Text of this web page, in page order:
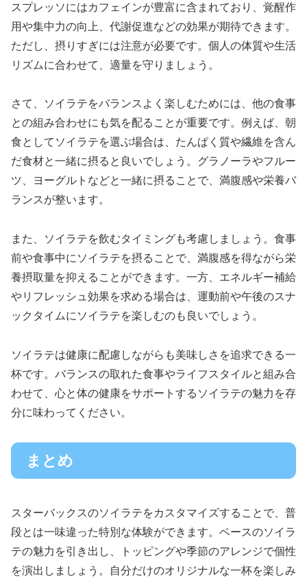
スプレッソにはカフェインが豊富に含まれており、覚醒作
用や集中力の向上、代謝促進などの効果が期待できます。
ただし、摂りすぎには注意が必要です。個人の体質や生活
リズムに合わせて、適量を守りましょう。
さて、ソイラテをバランスよく楽しむためには、他の食事
との組み合わせにも気を配ることが重要です。例えば、朝
食としてソイラテを選ぶ場合は、たんぱく質や繊維を含ん
だ食材と一緒に摂ると良いでしょう。グラノーラやフルー
ツ、ヨーグルトなどと一緒に摂ることで、満腹感や栄養バ
ランスが整います。
また、ソイラテを飲むタイミングも考慮しましょう。食事
前や食事中にソイラテを摂ることで、満腹感を得ながら栄
養摂取量を抑えることができます。一方、エネルギー補給
やリフレッシュ効果を求める場合は、運動前や午後のスナ
ックタイムにソイラテを楽しむのも良いでしょう。
ソイラテは健康に配慮しながらも美味しさを追求できる一
杯です。バランスの取れた食事やライフスタイルと組み合
わせて、心と体の健康をサポートするソイラテの魅力を存
分に味わってください。
まとめ
スターバックスのソイラテをカスタマイズすることで、普
段とは一味違った特別な体験ができます。ベースのソイラ
テの魅力を引き出し、トッピングや季節のアレンジで個性
を演出しましょう。自分だけのオリジナルな一杯を楽しみ